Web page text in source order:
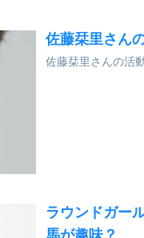
佐藤栞里さん
佐藤栞里さんの活
ラウンドガー